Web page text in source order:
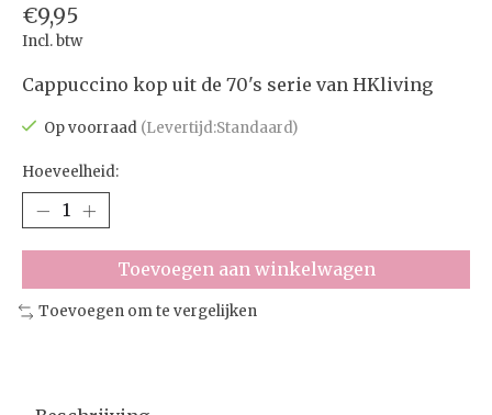
€9,95
Incl. btw
Cappuccino kop uit de 70's serie van HKliving
Op voorraad (Levertijd:Standaard)
Hoeveelheid:
Toevoegen aan winkelwagen
Toevoegen om te vergelijken